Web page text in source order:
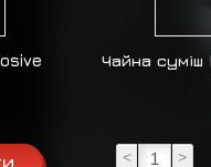
Чайна
< >